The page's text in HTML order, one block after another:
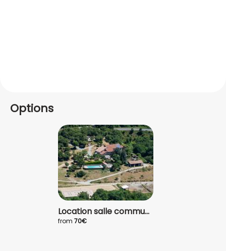
Options
Location salle commu...
from 70€